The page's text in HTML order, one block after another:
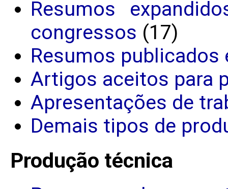
Resumos
congressos (17)
Resumos
Artigos aceitos para
Apresentações de
Demais tipos de
Produção técnica